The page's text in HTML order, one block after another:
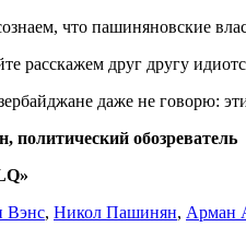
что пашиняновские
расскажем друг другу
даже не говорю:
политический обозреватель
Вэнс, Никол Пашинян, Арман